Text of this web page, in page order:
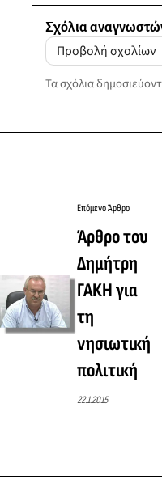
Σχόλια
Προβολή σχολίων
Τα σχόλια
Επόμενο Άρθρο
Άρθρο του
Δημήτρη
ΓΑΚΗ για
τη
νησιωτική
πολιτική
22.1.2015